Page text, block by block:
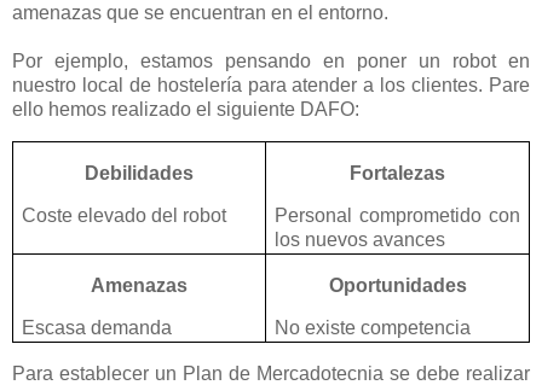
amenazas que se encuentran en el entorno.
Por ejemplo, estamos pensando en poner un robot en
nuestro local de hostelería para atender a los clientes. Pare
ello hemos realizado el siguiente DAFO:
Debilidades
Coste elevado del robot
Fortalezas
Personal comprometido con
los nuevos avances
Amenazas
Escasa demanda
Oportunidades
No existe competencia
Para establecer un Plan de Mercadotecnia se debe realizar